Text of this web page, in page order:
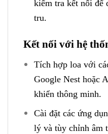
kiểm tra kết nối để
tru.
Kết nối với hệ
Tích hợp loa với
Google Nest hoặc
khiển thông minh.
Cài đặt các ứng
lý và tùy chỉnh âm